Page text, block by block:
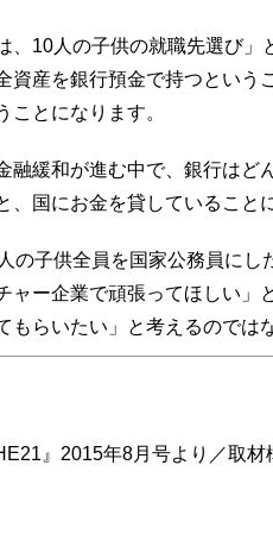
、10人の子供の就職先選び
資産を銀行預金で持つという
ことになります。
緩和が進む中で、銀行はど
、国にお金を貸していること
の子供全員を国家公務員にし
ャー企業で頑張ってほしい」
もらいたい」と考えるのでは
』2015年8月号より／取